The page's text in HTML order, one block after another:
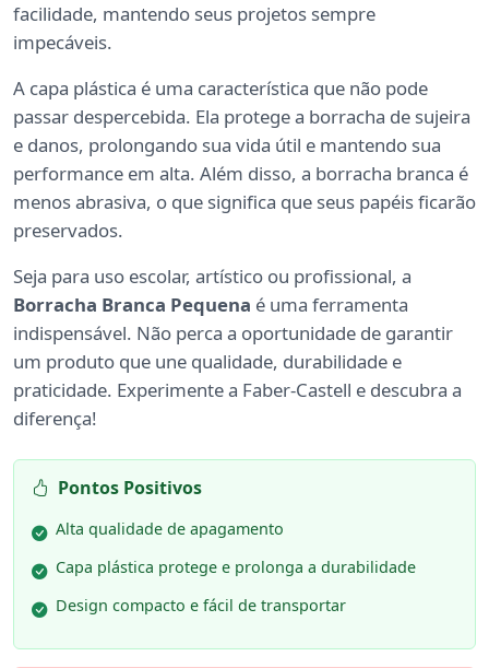
facilidade, mantendo seus projetos sempre
impecáveis.
A capa plástica é uma característica que não pode
passar despercebida. Ela protege a borracha de sujeira
e danos, prolongando sua vida útil e mantendo sua
performance em alta. Além disso, a borracha branca é
menos abrasiva, o que significa que seus papéis ficarão
preservados.
Seja para uso escolar, artístico ou profissional, a
Borracha Branca Pequena é uma ferramenta
indispensável. Não perca a oportunidade de garantir
um produto que une qualidade, durabilidade e
praticidade. Experimente a Faber-Castell e descubra a
diferença!
Pontos Positivos
Alta qualidade de apagamento
Capa plástica protege e prolonga a durabilidade
Design compacto e fácil de transportar